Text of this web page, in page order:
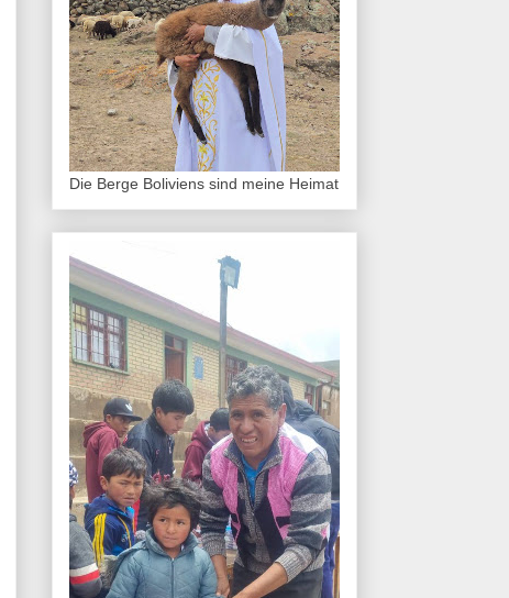
Die Berge Boliviens sind meine Heimat